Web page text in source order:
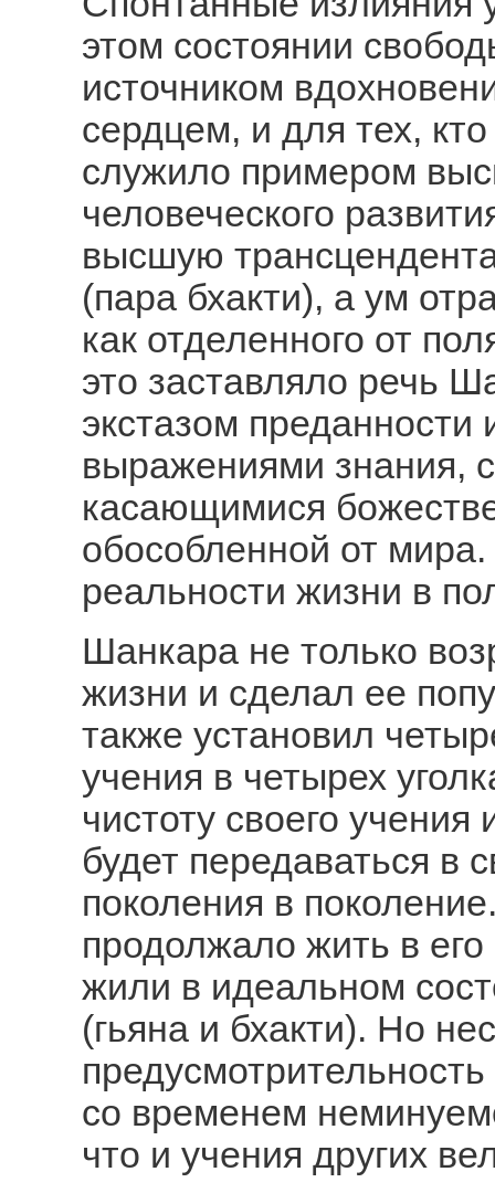
этом состоянии
источником
сердцем, и для тех,
служило примером
человеческого
высшую
(пара бхакти), а ум
как отделенного от
это заставляло речь
экстазом
выражениями знания,
касающимися
обособленной от
реальности жизни в
Шанкара не только
жизни и сделал ее
также установил
учения в четырех
чистоту своего учения
будет передаваться в
поколения в
продолжало жить в
жили в идеальном
(гьяна и бхакти). Но
со временем
что и учения других